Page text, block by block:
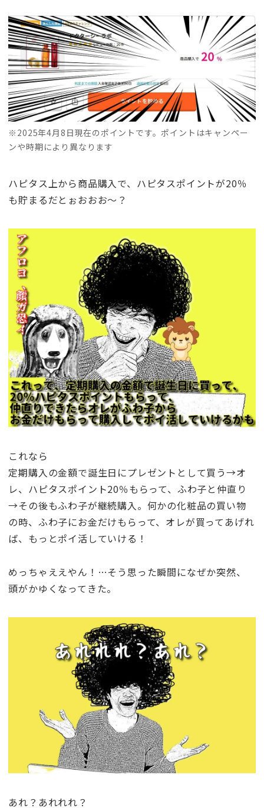
※2025年4月8日現在のポイントです。ポイントはキャンペー
ンや時期により異なります
ハピタス上から商品購入で、ハピタスポイントが20％
も貯まるだとぉおおお～？
これなら
定期購入の金額で誕生日にプレゼントとして買う→オ
レ、ハピタスポイント20％もらって、ふわ子と仲直り
→その後もふわ子が継続購入。何かの化粧品の買い物
の時、ふわ子にお金だけもらって、オレが買ってあげれ
ば、もっとポイ活していける！
めっちゃええやん！…そう思った瞬間になぜか突然、
頭がかゆくなってきた。
あれ？あれれれ？